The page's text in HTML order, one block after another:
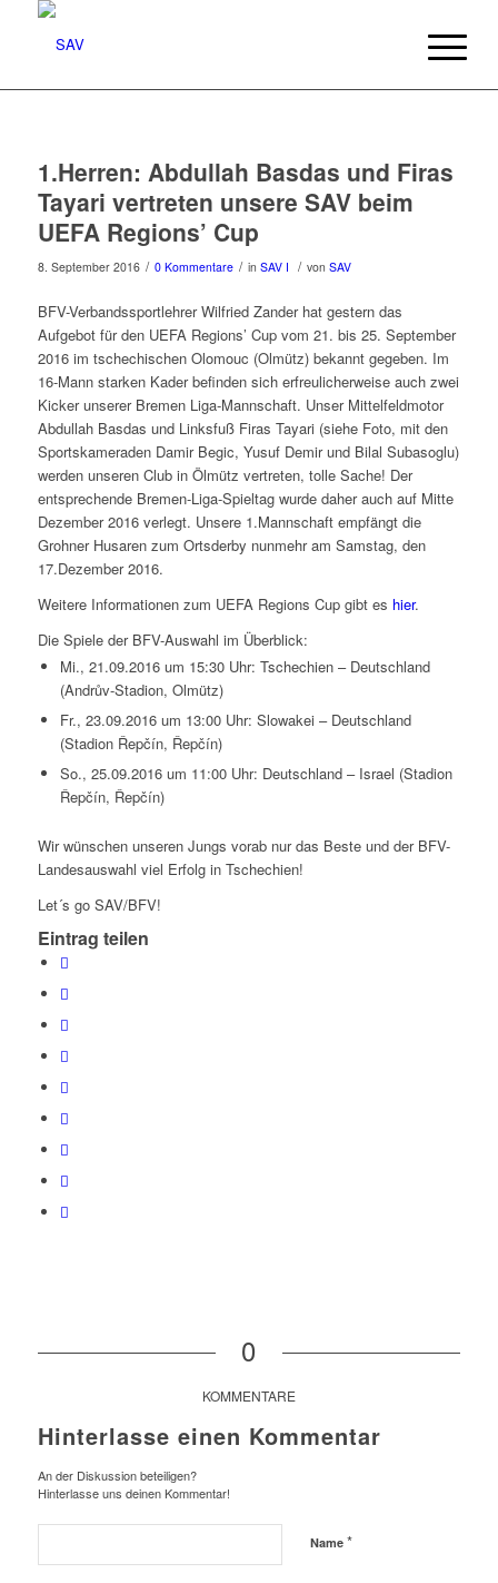
1.Herren: Abdullah Basdas und Firas
Tayari vertreten unsere SAV beim
UEFA Regions’ Cup
8. September 2016 / 0 Kommentare / in SAV I / von SAV
BFV-Verbandssportlehrer Wilfried Zander hat gestern das
Aufgebot für den UEFA Regions’ Cup vom 21. bis 25. September
2016 im tschechischen Olomouc (Olmütz) bekannt gegeben. Im
16-Mann starken Kader befinden sich erfreulicherweise auch zwei
Kicker unserer Bremen Liga-Mannschaft. Unser Mittelfeldmotor
Abdullah Basdas und Linksfuß Firas Tayari (siehe Foto, mit den
Sportskameraden Damir Begic, Yusuf Demir und Bilal Subasoglu)
werden unseren Club in Ölmütz vertreten, tolle Sache! Der
entsprechende Bremen-Liga-Spieltag wurde daher auch auf Mitte
Dezember 2016 verlegt. Unsere 1.Mannschaft empfängt die
Grohner Husaren zum Ortsderby nunmehr am Samstag, den
17.Dezember 2016.
Weitere Informationen zum UEFA Regions Cup gibt es hier.
Die Spiele der BFV-Auswahl im Überblick:
Mi., 21.09.2016 um 15:30 Uhr: Tschechien – Deutschland
(Andrův-Stadion, Olmütz)
Fr., 23.09.2016 um 13:00 Uhr: Slowakei – Deutschland
(Stadion Řepčín, Řepčín)
So., 25.09.2016 um 11:00 Uhr: Deutschland – Israel (Stadion
Řepčín, Řepčín)
Wir wünschen unseren Jungs vorab nur das Beste und der BFV-
Landesauswahl viel Erfolg in Tschechien!
Let´s go SAV/BFV!
Eintrag teilen
0
KOMMENTARE
Hinterlasse einen Kommentar
An der Diskussion beteiligen?
Hinterlasse uns deinen Kommentar!
Name *